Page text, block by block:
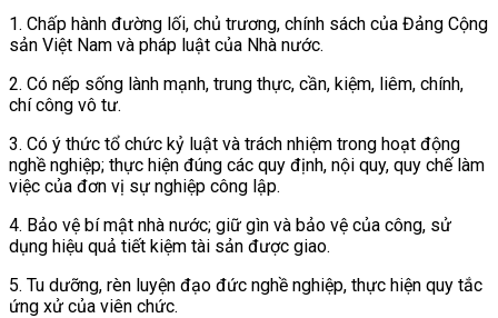
1. Chấp hành đường lối, chủ trương, chính sách của Đảng Cộng
sản Việt Nam và pháp luật của Nhà nước.
2. Có nếp sống lành mạnh, trung thực, cần, kiệm, liêm, chính,
chí công vô tư.
3. Có ý thức tổ chức kỷ luật và trách nhiệm trong hoạt động
nghề nghiệp; thực hiện đúng các quy định, nội quy, quy chế làm
việc của đơn vị sự nghiệp công lập.
4. Bảo vệ bí mật nhà nước; giữ gìn và bảo vệ của công, sử
dụng hiệu quả tiết kiệm tài sản được giao.
5. Tu dưỡng, rèn luyện đạo đức nghề nghiệp, thực hiện quy tắc
ứng xử của viên chức.